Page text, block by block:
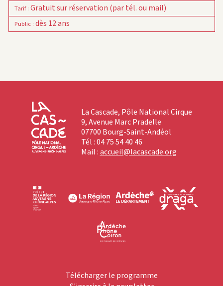
Tarif: Gratuit sur réservation (par tél. ou mail)
Public: dès 12 ans
La Cascade, Pôle National Cirque
9, Avenue Marc Pradelle
07700 Bourg-Saint-Andéol
Tél : 04 75 54 40 46
Mail :accueil@lacascade.org
Télécharger le programme